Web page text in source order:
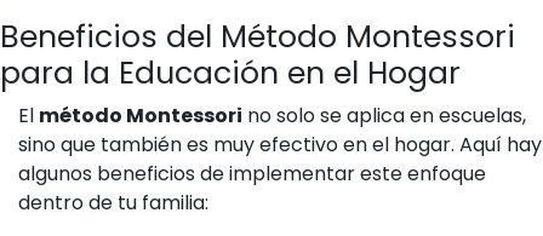
Beneficios del Método Montessori
para la Educación en el Hogar
El método Montessori no solo se aplica en escuelas,
sino que también es muy efectivo en el hogar. Aquí hay
algunos beneficios de implementar este enfoque
dentro de tu familia: